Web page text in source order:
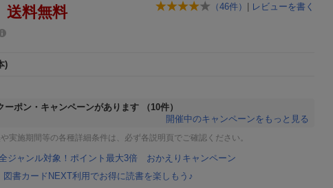
（46件） | レビューを書く
送料無料
)
ーポン・キャンペーンがあります
（10件）
開催中のキャンペーンをもっと見る
実施期間等の各種詳細条件は、必ず各説明頁でご確認ください。
全ジャンル対象！ポイント最大3倍 おかえりキャンペーン
図書カードNEXT利用でお得に読書を楽しもう♪